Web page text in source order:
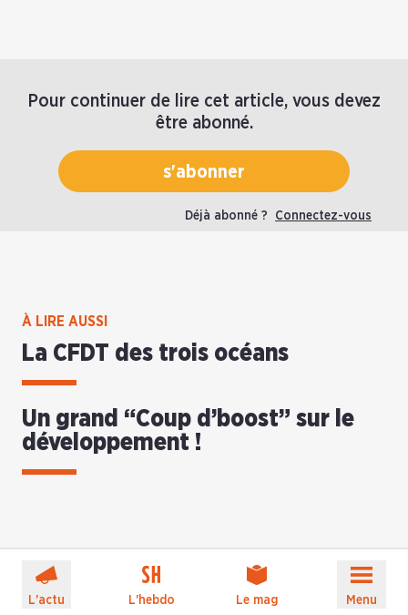
Pour continuer de lire cet article, vous devez
être abonné.
s'abonner
Déjà abonné ? Connectez-vous
À LIRE AUSSI
La CFDT des trois océans
Un grand “Coup d’boost” sur le
développement !
L'actu L'hebdo Le mag Menu